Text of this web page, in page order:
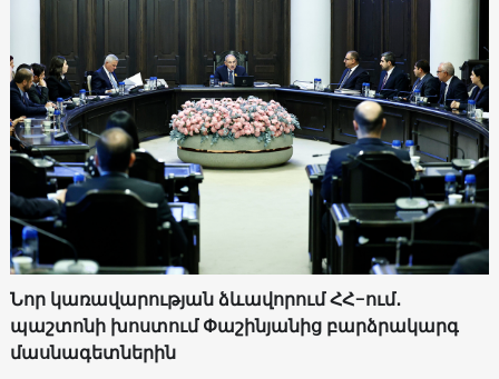
Նոր կառավարության ձևավորում ՀՀ-ում․
պաշտոնի խոստում Փաշինյանից բարձրակարգ
մասնագետներին